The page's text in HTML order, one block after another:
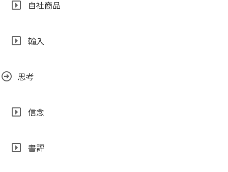
自社商品
輸入
思考
信念
書評